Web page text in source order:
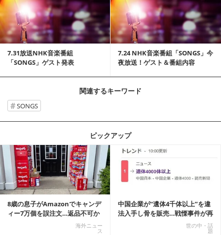
7.31放送NHK音楽番組
「SONGS」ゲスト発表
7.24 NHK音楽番組「SONGS」今
夜放送！ゲスト＆番組内容
関連するキーワード
SONGS
ピックアップ
8歳の息子がAmazonでキャンデ
ィー7万個を誤注文…返品不可か
海外ニュー
ス
中国企業が“遺体4千体以上”を違
法入手し骨を販売…戦慄事件が再
世の中・話
題
記事を読む